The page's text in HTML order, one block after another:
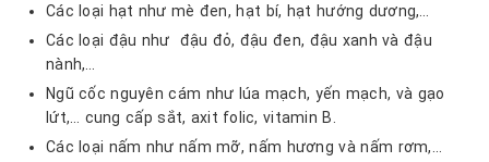
Các loại hạt như mè đen, hạt bí, hạt hướng dương,…
Các loại đậu như đậu đỏ, đậu đen, đậu xanh và đậu
nành,…
Ngũ cốc nguyên cám như lúa mạch, yến mạch, và gạo
lứt,… cung cấp sắt, axit folic, vitamin B.
Các loại nấm như nấm mỡ, nấm hương và nấm rơm,…